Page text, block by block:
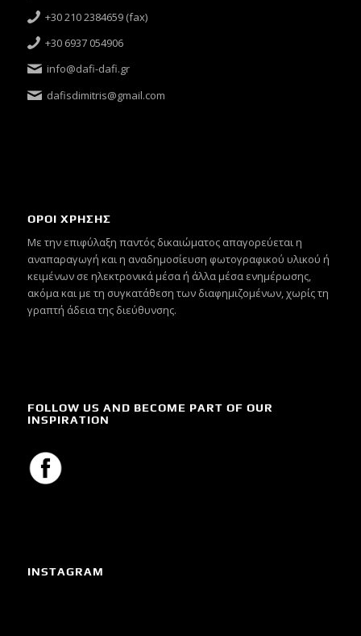
+30 210 2384659 (fax)
+30 6937 054906
info@dafi-dafi.gr
dafisdimitris@gmail.com
ΟΡΟΙ ΧΡΗΣΗΣ
Mε την επιφύλαξη παντός δικαιώματος απαγορεύεται η
αναπαραγωγή και η αναδημοσίευση φωτογραφικού υλικού ή
κειμένων σε ηλεκτρονικά μέσα ή άλλα μέσα ενημέρωσης,
ακόμα και με τη συγκατάθεση των διαφημιζομένων, χωρίς τη
γραπτή άδεια της διεύθυνσης.
FOLLOW US AND BECOME PART OF OUR
INSPIRATION
INSTAGRAM